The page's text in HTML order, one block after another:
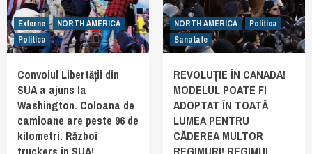
Externe
NORTH AMERICA
Politica
Convoiul Libertății din
SUA a ajuns la
Washington. Coloana de
camioane are peste 96 de
kilometri. Război
NORTH AMERICA
Politica
Sanatate
REVOLUȚIE ÎN CANADA!
MODELUL POATE FI
ADOPTAT ÎN TOATĂ
LUMEA PENTRU
CĂDEREA MULTOR